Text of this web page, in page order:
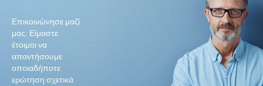
Επικοινώνησε μαζί
μας. Είμαστε
έτοιμοι να
απαντήσουμε
οποιαδήποτε
ερώτηση σχετικά